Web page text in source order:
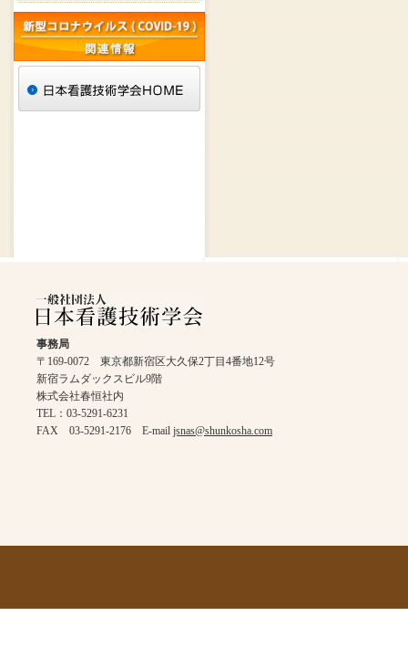
事務局
〒169-0072 東京都新宿区大久保2丁目4番地12号
新宿ラムダックスビル9階
株式会社春恒社内
TEL：03-5291-6231
FAX 03-5291-2176 E-mail jsnas@shunkosha.com